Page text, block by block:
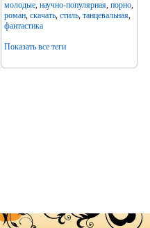
молодые, научно-популярная, порно,
роман, скачать, стиль, танцевальная,
фантастика
Показать все теги